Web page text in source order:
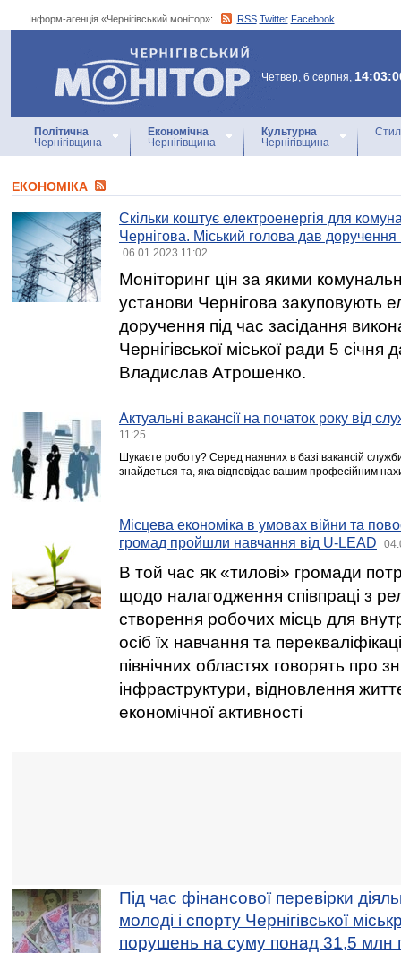
Інформ-агенція «Чернігівський монітор»: RSS Twitter Facebook
Інформ-агенція
«Чернігівський монітор»
Четвер, 6 серпня,
Політична
Чернігівщина
Економічна
Чернігівщина
Культурна
Чернігівщина
ЕКОНОМІКА
Скільки коштує електроенергія для
Чернігова. Міський голова дав доручення
06.01.2023 11:02
Моніторинг цін за якими
установи Чернігова закуповують
доручення під час засідання
Чернігівської міської ради 5 січня
Владислав Атрошенко.
Актуальні вакансії на початок року від
11:25
Шукаєте роботу? Серед наявних в базі вакансій
знайдеться та, яка відповідає вашим професійним
Місцева економіка в умовах війни та
громад пройшли навчання від U-LEAD
В той час як «тилові» громади
щодо налагодження співпраці з
створення робочих місць для
осіб їх навчання та
північних областях говорять про
інфраструктури, відновлення
економічної активності
Під час фінансової перевірки
молоді і спорту Чернігівської
порушень на суму понад 31,5 млн